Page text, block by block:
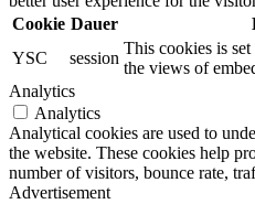
Cookie Dauer
YSC
session
This cookies is
the views of
Analytics
Analytics
Analytical cookies are used to
the website. These cookies help
number of visitors, bounce rate,
Advertisement